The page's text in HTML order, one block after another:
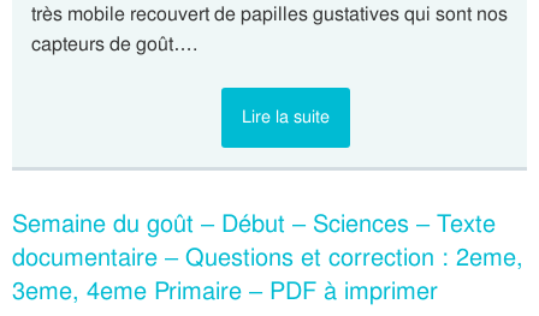
très mobile recouvert de papilles gustatives qui sont nos
capteurs de goût….
Lire la suite
Semaine du goût – Début – Sciences – Texte
documentaire – Questions et correction : 2eme,
3eme, 4eme Primaire – PDF à imprimer